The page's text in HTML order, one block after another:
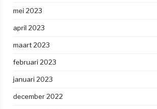
mei 2023
april 2023
maart 2023
februari 2023
januari 2023
december 2022